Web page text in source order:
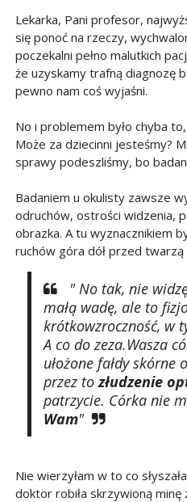
Lekarka, Pani profesor,
się ponoć na rzeczy,
poczekalni pełno malutkich
że uzyskamy trafną diagnozę
pewno nam coś wyjaśni.
No i problemem było chyba
Może za dziecinni jesteśmy?
sprawy podeszliśmy, bo
Badaniem u okulisty zawsze
odruchów, ostrości widzenia,
obrazka. A tu wyznacznikiem
ruchów góra dół przed
" No tak, nie
małą wadę, ale to
krótkowzroczność, w
A co do zeza.Wasza
ułożone fałdy
przez tozłudzenie
patrzycie. Córka nie
Wam"
Nie wierzyłam w to co
doktor robiła skrzywioną minę